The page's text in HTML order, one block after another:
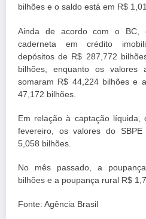
bilhões e o saldo está em R$
Ainda de acordo com o BC,
caderneta em crédito
depósitos de R$ 287,772
bilhões, enquanto os valores
somaram R$ 44,224 bilhões e
47,172 bilhões.
Em relação à captação líquida,
fevereiro, os valores do
5,058 bilhões.
No mês passado, a
bilhões e a poupança rural R$
Fonte: Agência Brasil